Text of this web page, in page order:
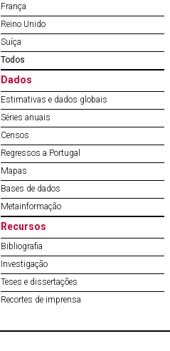
França
Reino Unido
Suíça
Todos
Dados
Estimativas e dados globais
Séries anuais
Censos
Regressos a Portugal
Mapas
Bases de dados
Metainformação
Recursos
Bibliografia
Investigação
Teses e dissertações
Recortes de imprensa